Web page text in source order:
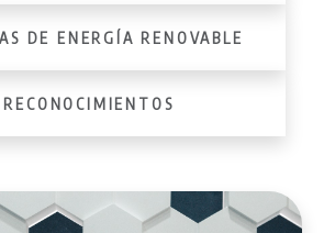
Y Desarrollo
DE ENERGÍA RENOVABLE
RECONOCIMIENTOS